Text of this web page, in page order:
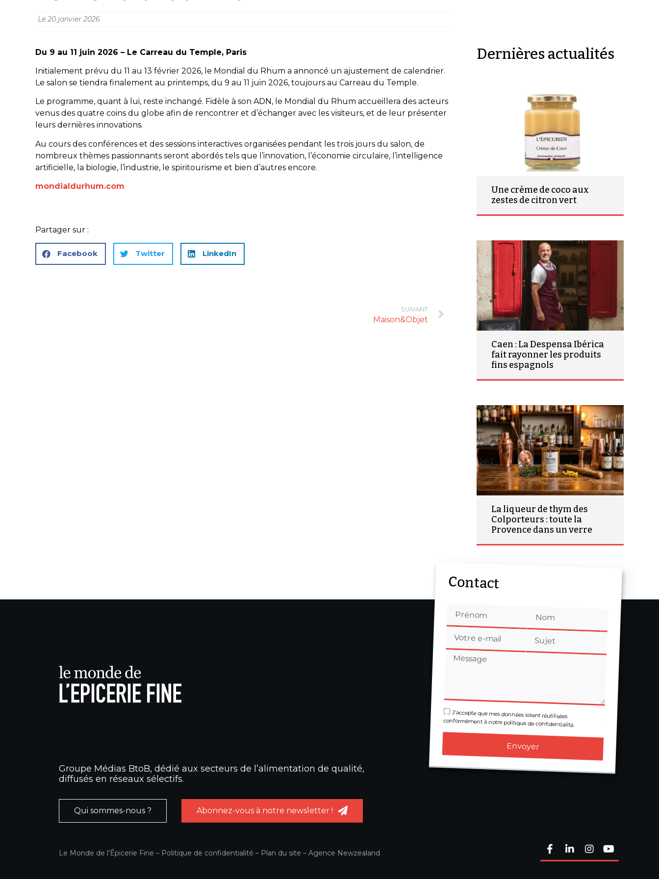
Le 20 janvier 2026
Du 9 au 11 juin 2026 – Le Carreau du Temple, Paris
Initialement prévu du 11 au 13 février 2026, le Mondial du Rhum a annoncé un ajustement de calendrier.
Le salon se tiendra finalement au printemps, du 9 au 11 juin 2026, toujours au Carreau du Temple.
Le programme, quant à lui, reste inchangé. Fidèle à son ADN, le Mondial du Rhum accueillera des acteurs
venus des quatre coins du globe afin de rencontrer et d’échanger avec les visiteurs, et de leur présenter
leurs dernières innovations.
Au cours des conférences et des sessions interactives organisées pendant les trois jours du salon, de
nombreux thèmes passionnants seront abordés tels que l’innovation, l’économie circulaire, l’intelligence
artificielle, la biologie, l’industrie, le spiritourisme et bien d’autres encore.
mondialdurhum.com
Partager sur :
Facebook Twitter LinkedIn
SUIVANT
Maison&Objet
Dernières actualités
Une crème de coco aux
zestes de citron vert
Caen : La Despensa Ibérica
fait rayonner les produits
fins espagnols
La liqueur de thym des
Colporteurs : toute la
Provence dans un verre
Groupe Médias BtoB, dédié aux secteurs de l’alimentation de qualité,
diffusés en réseaux sélectifs.
Qui sommes-nous ? Abonnez-vous à notre newsletter !
Le Monde de l’Épicerie Fine – Politique de confidentialité – Plan du site – Agence Newzealand
Contact
J'accepte que mes données soient réutilisées
conformément à notre politique de confidentialité.
Envoyer